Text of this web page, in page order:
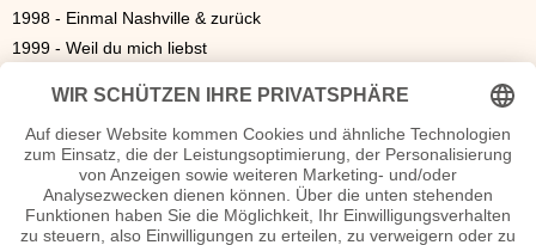
1998 - Einmal Nashville & zurück
1999 - Weil du mich liebst
2000 - Jeder Tag kann ein Anfang sein
2000 - Life is good
2001 - Wenn überhaupt ...
2001 - Wintermärchenzeit
2002 - Du tust mir so gut